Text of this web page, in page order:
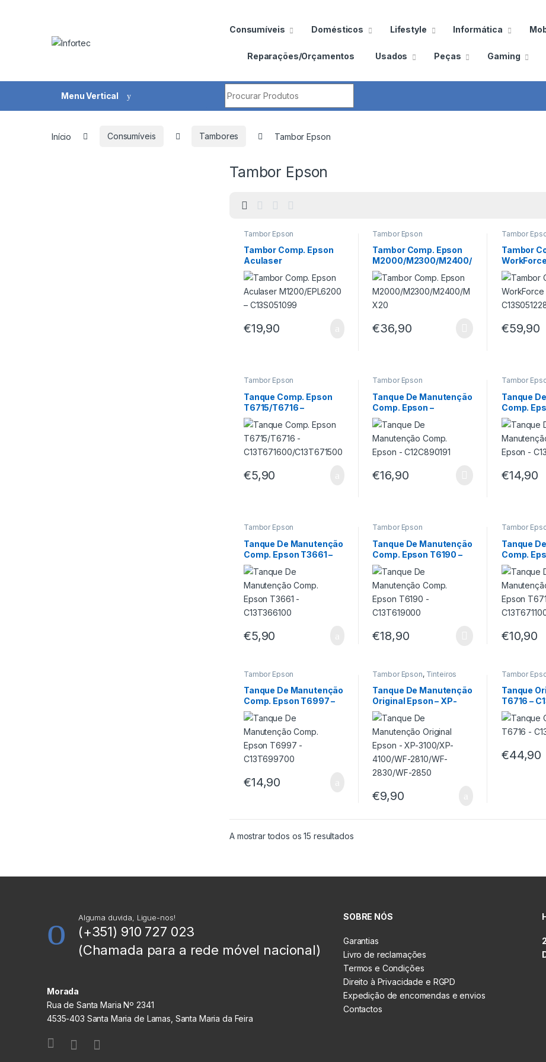
Consumíveis Domésticos Lifestyle Informática
Reparações/Orçamentos Usados Peças Gaming
Menu Vertical
Início Consumíveis Tambores Tambor Epson
Tambor Epson
Tambor Epson
Tambor Comp. Epson
Aculaser
M1200/EPL6200 –
C13S051099
€19,90
Tambor Epson
Tambor Comp. Epson
M2000/M2300/M2400/
MX20
€36,90
Tambor
Tambor
€59,90
Tambor Epson
Tanque Comp. Epson
T6715/T6716 –
C13T671600/C13T6715
00
€5,90
Tambor Epson
Tanque De Manutenção
Comp. Epson –
C12C890191
€16,90
Tambor
Tanque
Comp.
€14,90
Tambor Epson
Tanque De Manutenção
Comp. Epson T3661 –
C13T366100
€5,90
Tambor Epson
Tanque De Manutenção
Comp. Epson T6190 –
C13T619000
€18,90
Tambor
Tanque
Comp.
€10,90
Tambor Epson
Tanque De Manutenção
Comp. Epson T6997 –
C13T699700
€14,90
Tambor Epson, Tinteiros
Tanque De Manutenção
Original Epson – XP-
3100/XP-4100/WF-
2810/WF-2830/WF-
2850
€9,90
Tambor
Tanque
T6716 –
€44,90
A mostrar todos os 15 resultados
Alguma duvida, Ligue-nos!
(+351) 910 727 023
(Chamada para a rede móvel nacional)
Morada
Rua de Santa Maria Nº 2341
4535-403 Santa Maria de Lamas, Santa Maria da Feira
SOBRE NÓS
Garantias
Livro de reclamações
Termos e Condições
Direito à Privacidade e RGPD
Expedição de encomendas e envios
Contactos